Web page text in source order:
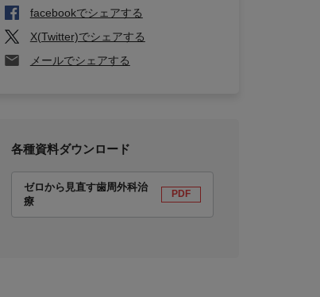
facebookでシェアする
X(Twitter)でシェアする
メールでシェアする
各種資料ダウンロード
ゼロから見直す歯周外科治
療
PDF